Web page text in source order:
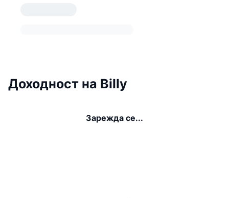
Доходност на Billy
Зарежда се...